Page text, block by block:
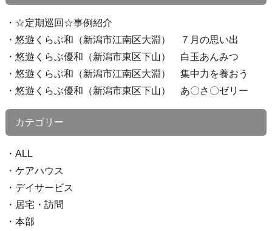
☆定期巡回☆事例紹介
悠遊くらぶ和（新潟市江南区大淵） ７月の思い出
悠遊くらぶ優和（新潟市東区下山） 白玉あんみつ
悠遊くらぶ和（新潟市江南区大淵） 集中力を養おう
悠遊くらぶ優和（新潟市東区下山） あ〇さ〇ゼリー
カテゴリー
ALL
ケアハウス
デイサービス
居宅・訪問
本部